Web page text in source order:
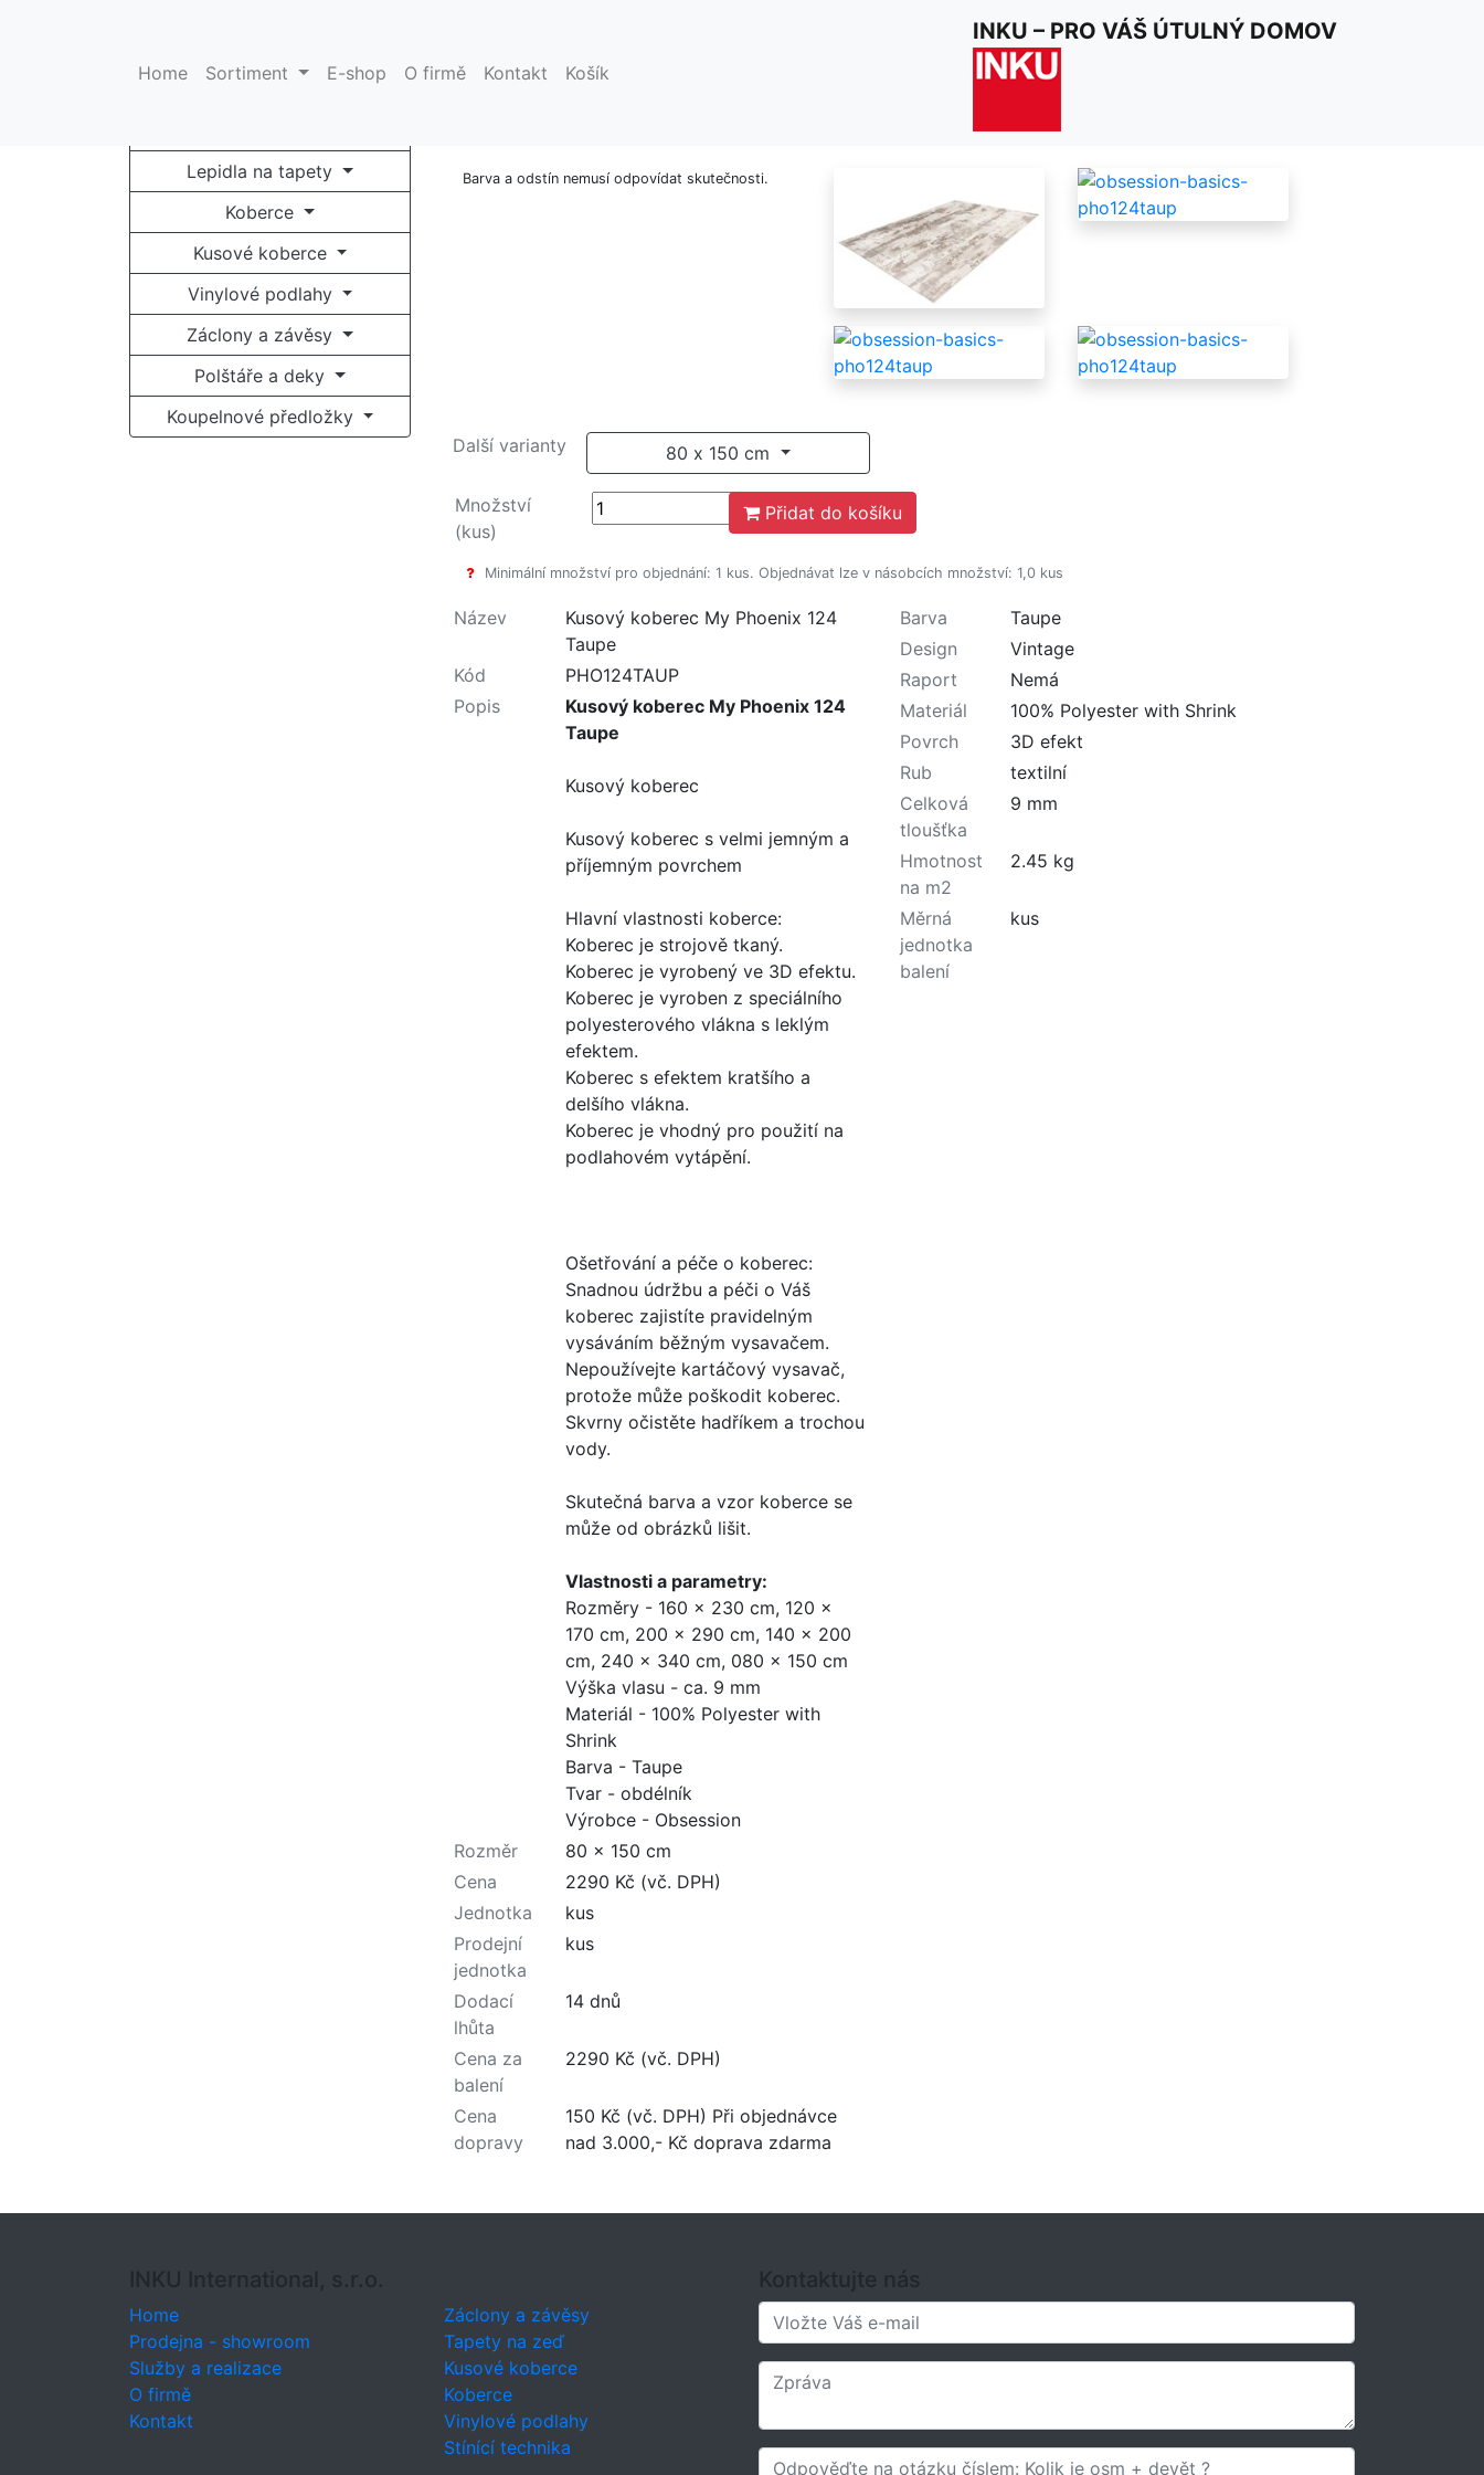
INKU – PRO VÁŠ ÚTULNÝ DOMOV
Home Sortiment E-shop O firmě Kontakt Košík
Lepidla na tapety
Koberce
Kusové koberce
Vinylové podlahy
Záclony a závěsy
Polštáře a deky
Koupelnové předložky
Barva a odstín nemusí odpovídat skutečnosti.
Další varianty 80 x 150 cm
Množství
(kus)
Přidat do košíku
Minimální množství pro objednání: 1 kus. Objednávat lze v násobcích množství: 1,0 kus
Název
Kusový koberec My Phoenix 124
Taupe
Kód
PHO124TAUP
Popis
Kusový koberec My Phoenix 124
Taupe
Kusový koberec
Kusový koberec s velmi jemným a
příjemným povrchem
Hlavní vlastnosti koberce:
Koberec je strojově tkaný.
Koberec je vyrobený ve 3D efektu.
Koberec je vyroben z speciálního
polyesterového vlákna s leklým
efektem.
Koberec s efektem kratšího a
delšího vlákna.
Koberec je vhodný pro použití na
podlahovém vytápění.
Ošetřování a péče o koberec:
Snadnou údržbu a péči o Váš
koberec zajistíte pravidelným
vysáváním běžným vysavačem.
Nepoužívejte kartáčový vysavač,
protože může poškodit koberec.
Skvrny očistěte hadříkem a trochou
vody.
Skutečná barva a vzor koberce se
může od obrázků lišit.
Vlastnosti a parametry:
Rozměry - 160 x 230 cm, 120 x
170 cm, 200 x 290 cm, 140 x 200
cm, 240 x 340 cm, 080 x 150 cm
Výška vlasu - ca. 9 mm
Materiál - 100% Polyester with
Shrink
Barva - Taupe
Tvar - obdélník
Výrobce - Obsession
Rozměr
80 x 150 cm
Cena
2290 Kč (vč. DPH)
Jednotka
kus
Prodejní
jednotka
kus
Dodací
lhůta
14 dnů
Cena za
balení
2290 Kč (vč. DPH)
Cena
dopravy
150 Kč (vč. DPH) Při objednávce
nad 3.000,- Kč doprava zdarma
Barva
Taupe
Design
Vintage
Raport
Nemá
Materiál
100% Polyester with Shrink
Povrch
3D efekt
Rub
textilní
Celková
tloušťka
9 mm
Hmotnost
na m2
2.45 kg
Měrná
jednotka
balení
kus
INKU International, s.r.o.
Home
Prodejna - showroom
Služby a realizace
O firmě
Kontakt
Záclony a závěsy
Tapety na zeď
Kusové koberce
Koberce
Vinylové podlahy
Stínící technika
Kontaktujte nás